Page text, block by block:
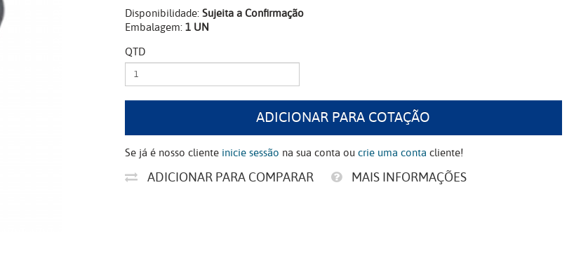
Disponibilidade: Sujeita a Confirmação
Embalagem:1 UN
QTD
ADICIONAR PARA COTAÇÃO
Se já é nosso cliente inicie sessão na sua conta oucrie uma conta cliente!
ADICIONAR PARA COMPARAR MAIS INFORMAÇÕES